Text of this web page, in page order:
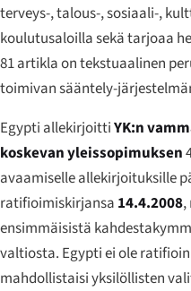
terveys-, talous-, sosiaali-,
koulutusaloilla sekä tarjoaa
81 artikla on tekstuaalinen
toimivan sääntely-
Egypti allekirjoittiYK:n
koskevan yleissopimuksen
avaamiselle allekirjoituksille
ratifioimiskirjansa 14.4.2008,
ensimmäisistä
valtiosta. Egypti ei ole
mahdollistaisi yksilöllisten